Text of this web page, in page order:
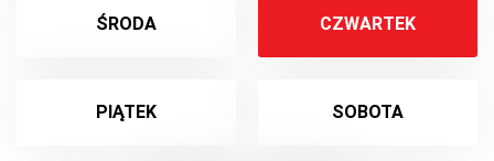
ŚRODA CZWARTEK
PIĄTEK SOBOTA